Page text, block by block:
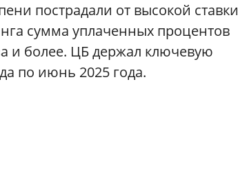
пострадали от высокой ставки
сумма уплаченных процентов
и более. ЦБ держал ключевую
по июнь 2025 года.